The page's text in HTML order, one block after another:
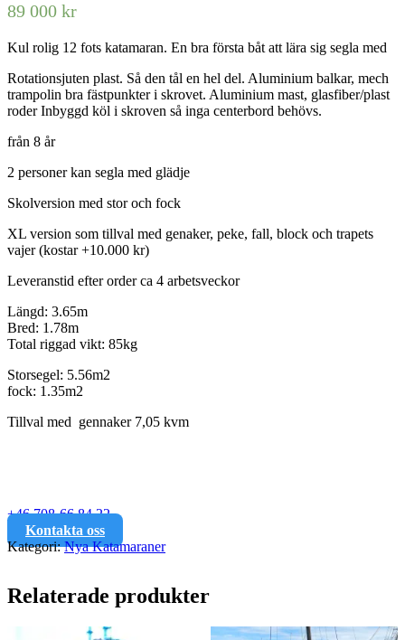
89 000 kr
Kul rolig 12 fots katamaran. En bra första båt att lära sig segla med
Rotationsjuten plast. Så den tål en hel del. Aluminium balkar, mech
trampolin bra fästpunkter i skrovet. Aluminium mast, glasfiber/plast
roder Inbyggd köl i skroven så inga centerbord behövs.
från 8 år
2 personer kan segla med glädje
Skolversion med stor och fock
XL version som tillval med genaker, peke, fall, block och trapets
vajer (kostar +10.000 kr)
Leveranstid efter order ca 4 arbetsveckor
Längd: 3.65m
Bred: 1.78m
Total riggad vikt: 85kg
Storsegel: 5.56m2
fock: 1.35m2
Tillval med gennaker 7,05 kvm
+46 708-66 84 22
Kontakta oss
Kategori:Nya Katamaraner
Relaterade produkter